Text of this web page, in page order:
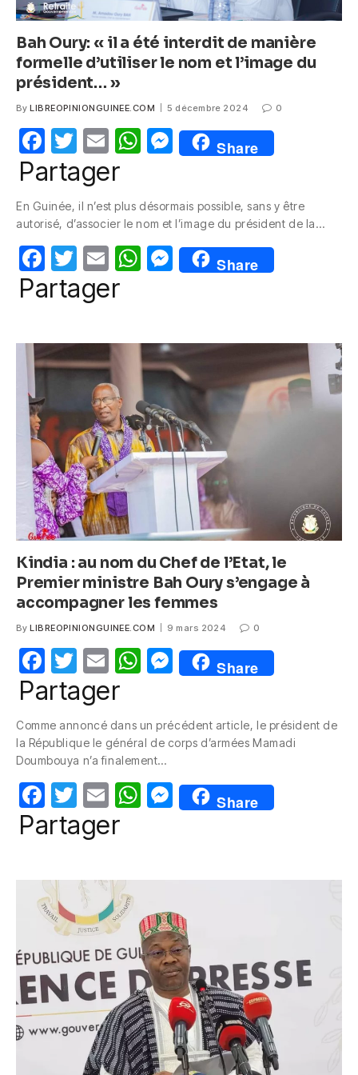
Bah Oury: « il a été interdit de manière
formelle d’utiliser le nom et l’image du
président… »
By LIBREOPINIONGUINEE.COM 5 décembre 2024 0
F
a
e
b
o
o
T
w
itt
er
E
m
W
s
A
p
M
e
e
n
g
Share
Partager
En Guinée, il n’est plus désormais possible, sans y être
autorisé, d’associer le nom et l’image du président de la…
F
a
b
o
k
T
w
itt
E
m
W
A
p
p
M
e
n
g
er
Share
Partager
Kindia : au nom du Chef de l’Etat, le
Premier ministre Bah Oury s’engage à
accompagner les femmes
By LIBREOPINIONGUINEE.COM 9 mars 2024 0
F
a
e
b
o
o
k
T
w
itt
er
E
m
W
s
A
p
p
M
e
e
g
er
Share
Partager
Comme annoncé dans un précédent article, le président de
la République le général de corps d’armées Mamadi
Doumbouya n’a finalement…
F
a
e
b
o
o
k
T
w
itt
er
E
m
W
s
p
p
M
e
e
g
er
Share
Partager